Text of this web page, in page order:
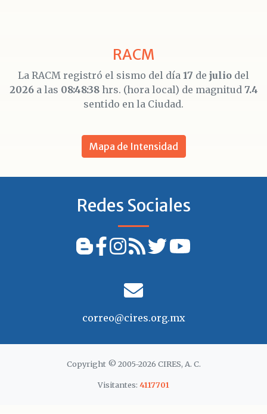
RACM
La RACM registró el sismo del día 17 de julio del
2026 a las 08:48:38hrs. (hora local) de magnitud 7.4
sentido en la Ciudad.
Mapa de Intensidad
Redes Sociales
correo@cires.org.mx
Copyright © 2005-2026 CIRES, A. C.
Visitantes: 4117701